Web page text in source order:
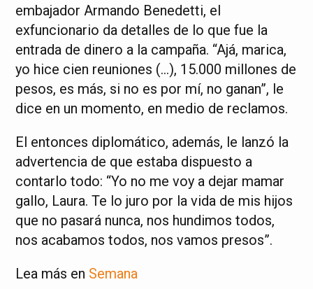
embajador Armando Benedetti, el
exfuncionario da detalles de lo que fue la
entrada de dinero a la campaña. “Ajá, marica,
yo hice cien reuniones (…), 15.000 millones de
pesos, es más, si no es por mí, no ganan”, le
dice en un momento, en medio de reclamos.
El entonces diplomático, además, le lanzó la
advertencia de que estaba dispuesto a
contarlo todo: “Yo no me voy a dejar mamar
gallo, Laura. Te lo juro por la vida de mis hijos
que no pasará nunca, nos hundimos todos,
nos acabamos todos, nos vamos presos”.
Lea más en Semana